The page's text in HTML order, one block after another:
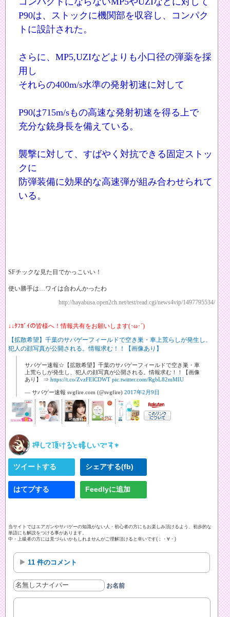
P90は、ストックに機関部を収容し、コンパク
トに設計された。
さらに、MP5,UZIなどよりも小口径の弾薬を採
用し
それらの400m/s水準の発射初速に対して
P90は715m/sもの高速な発射初速を得る上で
充分な銃身長を備えている。
襲撃に対して、すばやく対抗できる固定ストッ
クに
防弾装備に効果的な高速弾が組み合わせられて
いる。
SFチックな見た目でかっこいい！
使い勝手は…ワイは合わんかったわ
http://hayabusa.open2ch.net/test/read.cgi/news4vip/1497795534/
↓↓ﾀﾌｶﾞｲの皆様へ！情報共有をお願いします(･ω･´)
【拡散希望】千葉のサバゲーフィールドで空き巣・車上荒らしが発生し、
犯人の顔写真が公開される。情報求む！！【画像あり】
サバゲー速報☆【拡散希望】千葉のサバゲーフィールドで空き巣・車
上荒らしが発生し、犯人の顔写真が公開される。情報求む！！【画像
あり】 ⇒ https://t.co/ZvzFElCDWT pic.twitter.com/RgbL82mMIU
— サバゲー速報 svgfire.com (@svgfire) 2017年2月9日
ツイートする シェアする(fb)
はてブする Feedlyに追加
当サイトではエアガンやサバゲーの知識がない人・初心者の方にもお楽しみ頂けるよう、初歩的な
単語にも解説をつける事があります。
中・上級者の方には見づらいかもしれませんがご理解頂けると幸いです(；・∀・)
11 件のコメント
お名前